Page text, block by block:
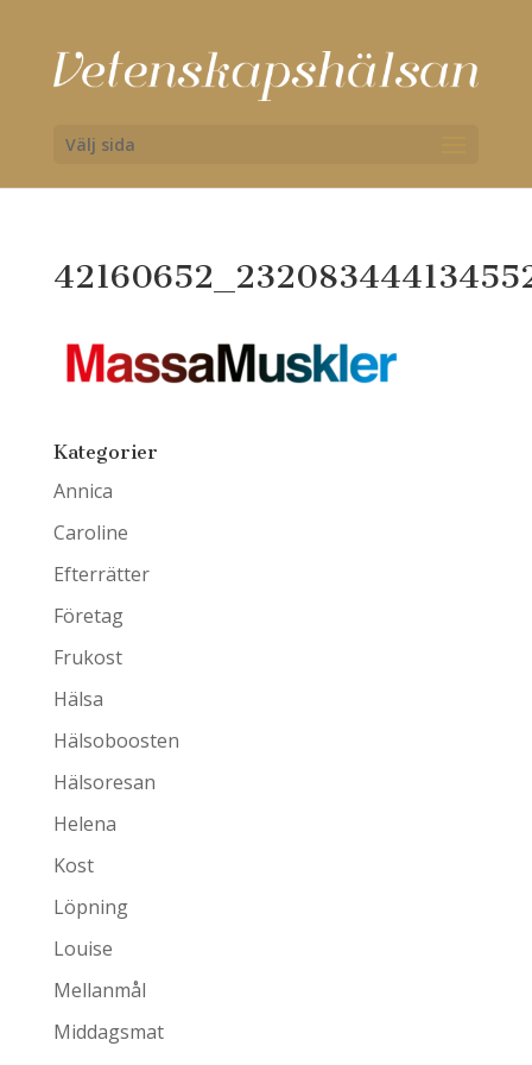
Välj sida
Kategorier
Annica
Caroline
Efterrätter
Företag
Frukost
Hälsa
Hälsoboosten
Hälsoresan
Helena
Kost
Löpning
Louise
Mellanmål
Middagsmat